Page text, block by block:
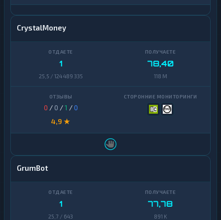
CrystalMoney
1
25,5 / 124 489 335
78,40
118 M
0 / 0 /1 /0
4,9 ★
GrumBot
1
25,7 / 643
77,78
891 K